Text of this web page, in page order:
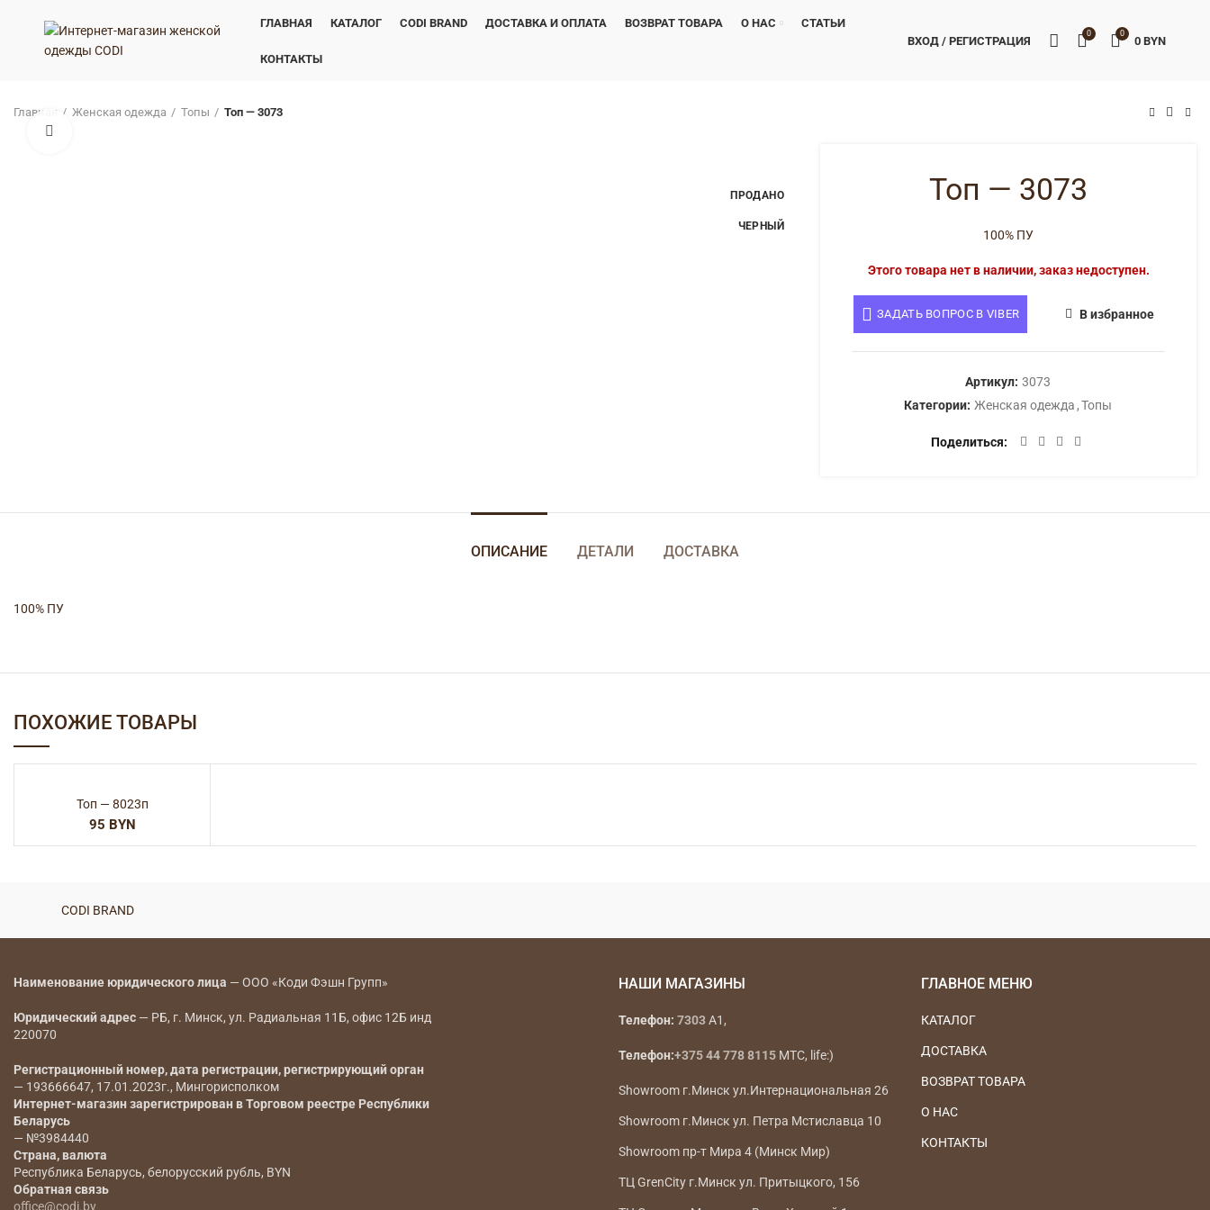
ГЛАВНАЯ КАТАЛОГ CODI BRAND ДОСТАВКА И ОПЛАТА ВОЗВРАТ ТОВАРА О НАС СТАТЬИ
КОНТАКТЫ
ВХОД / РЕГИСТРАЦИЯ
0 0
0BYN
Главная Женская одежда Топы Топ — 3073
ПРОДАНО
ЧЕРНЫЙ
Топ — 3073
100% ПУ
Этого товара нет в наличии, заказ недоступен.
ЗАДАТЬ ВОПРОС В VIBER В избранное
Артикул: 3073
Категории: Женская одежда ,Топы
Поделиться
ОПИСАНИЕ ДЕТАЛИ ДОСТАВКА
100% ПУ
ПОХОЖИЕ ТОВАРЫ
Топ — 8023п
BYN
CODI BRAND
Наименование юридического лица — ООО «Коди Фэшн Групп»
Юридический адрес — РБ, г. Минск, ул. Радиальная 11Б, офис 12Б инд
220070
Регистрационный номер, дата регистрации, регистрирующий орган
— 193666647, 17.01.2023г., Мингорисполком
Интернет-магазин зарегистрирован в Торговом реестре Республики
Беларусь
— №3984440
Страна, валюта
Республика Беларусь, белорусский рубль, BYN
Обратная связь
office@codi.by
НАШИ МАГАЗИНЫ
Телефон: 7303A1,
Телефон:+375 44 778 8115 МТС, life:)
Showroom г.Минск ул.Интернациональная 26
Showroom г.Минск ул. Петра Мстиславца 10
Showroom пр-т Мира 4 (Минск Мир)
ТЦ GrenCity г.Минск ул. Притыцкого, 156
ГЛАВНОЕ МЕНЮ
КАТАЛОГ
ДОСТАВКА
ВОЗВРАТ ТОВАРА
О НАС
КОНТАКТЫ